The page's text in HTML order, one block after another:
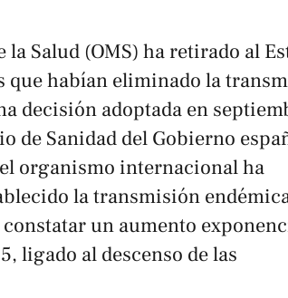
Salud (OMS) ha retirado al
que habían eliminado la
decisión adoptada en
de Sanidad del Gobierno
organismo internacional ha
la transmisión
un aumento
ligado al descenso de las